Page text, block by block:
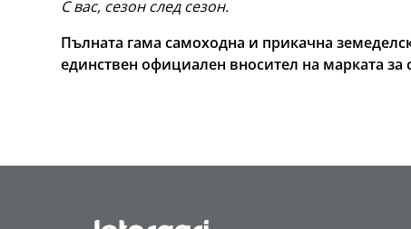
С вас, сезон след сезон.
Пълната гама самоходна и прикачна
единствен официален вносител на марката за